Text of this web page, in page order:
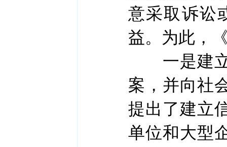
意采取诉讼
益。为此，
一是建立
案，并向社
提出了建立
单位和大型